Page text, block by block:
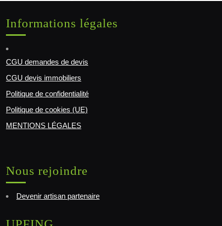
Informations légales
CGU demandes de devis
CGU devis immobiliers
Politique de confidentialité
Politique de cookies (UE)
MENTIONS LÉGALES
Nous rejoindre
Devenir artisan partenaire